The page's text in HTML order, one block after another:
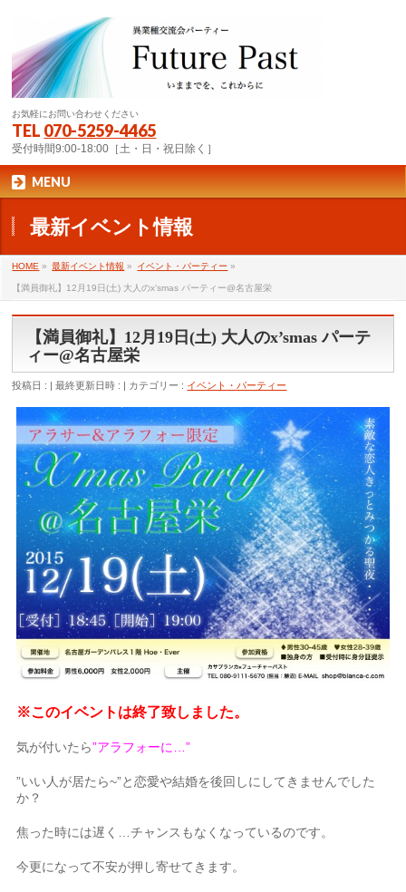
お気軽にお問い合わせください
TEL 070-5259-4465
受付時間9:00-18:00［土・日・祝日除く］
MENU
最新イベント情報
HOME » 最新イベント情報 » イベント・パーティー »
【満員御礼】12月19日(土) 大人のx’smas パーティー@名古屋栄
【満員御礼】12月19日(土) 大人のx’smas パーテ
ィー@名古屋栄
投稿日 : 最終更新日時 : カテゴリー : イベント・パーティー
※このイベントは終了致しました。
気が付いたら”アラフォーに…”
”いい人が居たら~”と恋愛や結婚を後回しにしてきませんでした
か？
焦った時には遅く…チャンスもなくなっているのです。
今更になって不安が押し寄せてきます。